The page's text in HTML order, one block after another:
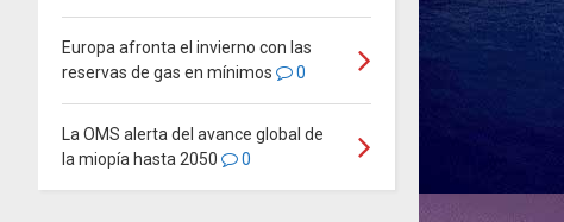
Europa afronta el invierno con las
reservas de gas en mínimos
0
La OMS alerta del avance global de
la miopía hasta 2050
0